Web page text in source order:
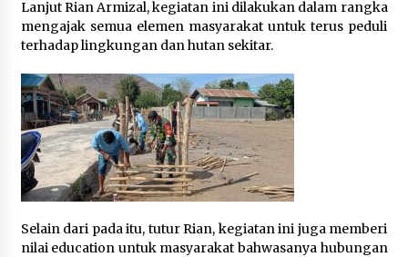
Nasib PPPK Paruh Waktu di Tengah
Keterbatasan Fiskal Daerah
4 minggu ago
Humanis, Dialog dengan PT SMS Hasilkan
Kesepakatan Awal Demi Menjaga Harkamtibmas
1 bulan ago
SATRESNARKOBA POLRES DOMPU AMANKAN
TERDUGA PELAKU NARKOTIKA DI KECAMATAN
KEMPO, BELASAN PAKET DIDUGA SABU DISITA
1 bulan ago
Lanjut Rian Armizal, kegiatan ini dilakukan dalam rangka
mengajak semua elemen masyarakat untuk terus peduli
terhadap lingkungan dan hutan sekitar.
Selain dari pada itu, tutur Rian, kegiatan ini juga memberi
nilai education untuk masyarakat bahwasanya hubungan